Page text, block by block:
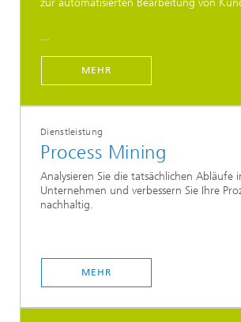
zur automatisierten Bearbeitung von
...
MEHR
Dienstleistung
Process Mining
Analysieren Sie die tatsächlichen Abläufe
Unternehmen und verbessern Sie Ihre
nachhaltig.
MEHR